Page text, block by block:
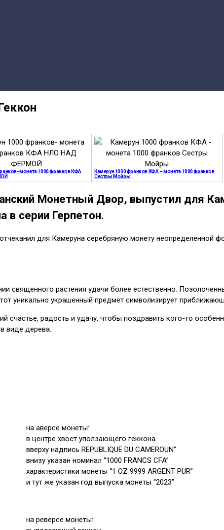
монета 1000 франков КФА
Камерун 1000 франков КФА – монета 1000 франков
Сестры Мойры
Монетный Двор, выпустил для
в серии Герпетон.
для Камеруна серебряную монету
священного растения удачи более естественно.
уникально украшенный предмет символизирует
радость и удачу, чтобы поздравить кого-то
виде дерева.
на аверсе монеты:
в центре хвост уползающего геккона
вверху надпись REPUBLIQUE DU CAMEROUN”
внизу указан номинал “1000 FRANCS CFA”
характеристики монеты “1 OZ 9999 ARGENT PUR”
и тут же указан год выпуска монеты “2023”
на реверсе монеты: